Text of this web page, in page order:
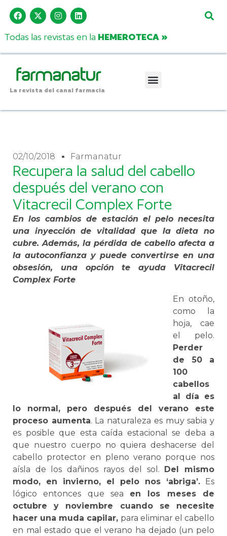
Todas las revistas en la HEMEROTECA »
La revista del canal farmacia
02/10/2018 Farmanatur
Recupera la salud del cabello
después del verano con
Vitacrecil Complex Forte
En los cambios de estación el pelo necesita
una inyección de vitalidad que la dieta no
cubre. Además, la pérdida de cabello afecta a
la autoconfianza y puede convertirse en una
obsesión, una opción te ayuda Vitacrecil
Complex Forte
En otoño,
como la
hoja, cae
el pelo.
Perder
de 50 a
100
cabellos
al día es
lo normal, pero después del verano este
proceso aumenta. La naturaleza es muy sabia y
es posible que esta caída estacional se deba a
que nuestro cuerpo no quiera deshacerse del
cabello protector en pleno verano porque nos
aísla de los dañinos rayos del sol. Del mismo
modo, en invierno, el pelo nos ‘abriga’. Es
lógico entonces que sea en los meses de
octubre y noviembre cuando se necesite
hacer una muda capilar, para eliminar el cabello
en mal estado que el verano ha dejado (un pelo